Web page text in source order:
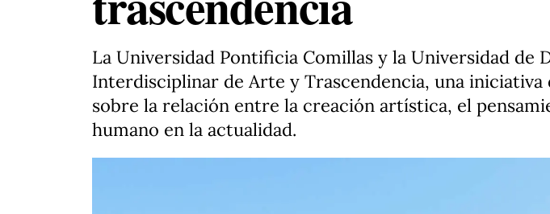
La Universidad Pontificia Comillas y la Universidad de
Interdisciplinar de Arte y Trascendencia, una
sobre la relación entre la creación artística, el
humano en la actualidad.